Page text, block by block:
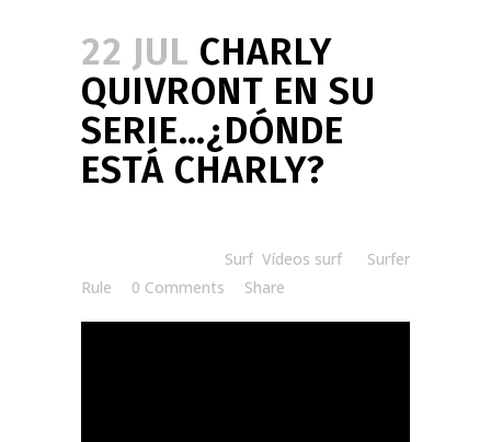
22 JUL CHARLY
QUIVRONT EN SU
SERIE…¿DÓNDE
ESTÁ CHARLY?
Surf Vídeos surf
Surfer
Rule
0 Comments Share